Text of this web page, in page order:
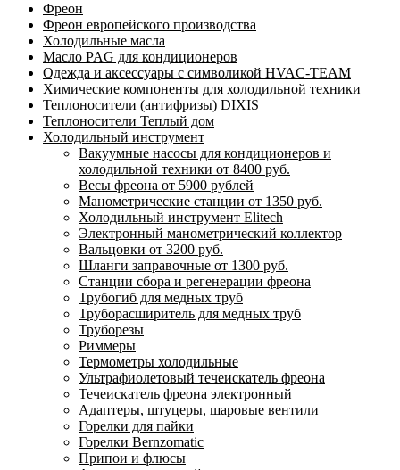
Фреон
Фреон европейского производства
Холодильные масла
Масло PAG для кондиционеров
Одежда и аксессуары с символикой HVAC-TEAM
Химические компоненты для холодильной техники
Теплоносители (антифризы) DIXIS
Теплоносители Теплый дом
Холодильный инструмент
Вакуумные насосы для кондиционеров и
холодильной техники от 8400 руб.
Весы фреона от 5900 рублей
Манометрические станции от 1350 руб.
Холодильный инструмент Elitech
Электронный манометрический коллектор
Вальцовки от 3200 руб.
Шланги заправочные от 1300 руб.
Станции сбора и регенерации фреона
Трубогиб для медных труб
Труборасширитель для медных труб
Труборезы
Риммеры
Термометры холодильные
Ультрафиолетовый течеискатель фреона
Течеискатель фреона электронный
Адаптеры, штуцеры, шаровые вентили
Горелки для пайки
Горелки Bernzomatic
Припои и флюсы